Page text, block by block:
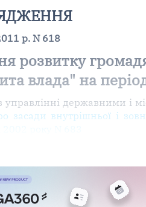
р. N 618
розвитку
влада" на
управлінні державними і
засади внутрішньої і